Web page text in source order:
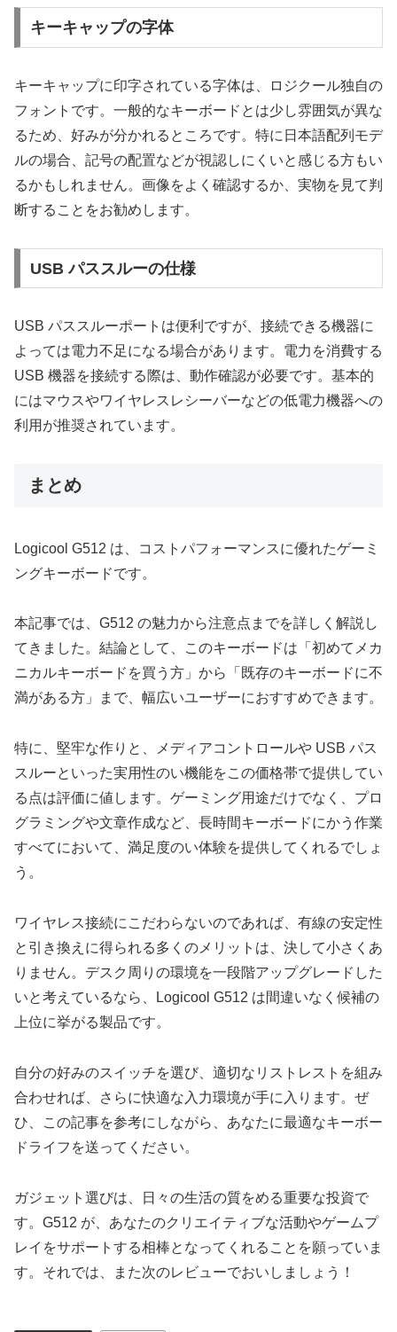
キーキャップの字体
キーキャップに印字されている字体は、ロジクール独自の
フォントです。一般的なキーボードとは少し雰囲気が異な
るため、好みが分かれるところです。特に日本語配列モデ
ルの場合、記号の配置などが視認しにくいと感じる方もい
るかもしれません。画像をよく確認するか、実物を見て判
断することをお勧めします。
USB パススルーの仕様
USB パススルーポートは便利ですが、接続できる機器に
よっては電力不足になる場合があります。電力を消費する
USB 機器を接続する際は、動作確認が必要です。基本的
にはマウスやワイヤレスレシーバーなどの低電力機器への
利用が推奨されています。
まとめ
Logicool G512 は、コストパフォーマンスに優れたゲーミ
ングキーボードです。
本記事では、G512 の魅力から注意点までを詳しく解説し
てきました。結論として、このキーボードは「初めてメカ
ニカルキーボードを買う方」から「既存のキーボードに不
満がある方」まで、幅広いユーザーにおすすめできます。
特に、堅牢な作りと、メディアコントロールや USB パス
スルーといった実用性のい機能をこの価格帯で提供してい
る点は評価に値します。ゲーミング用途だけでなく、プロ
グラミングや文章作成など、長時間キーボードにかう作業
すべてにおいて、満足度のい体験を提供してくれるでしょ
う。
ワイヤレス接続にこだわらないのであれば、有線の安定性
と引き換えに得られる多くのメリットは、決して小さくあ
りません。デスク周りの環境を一段階アップグレードした
いと考えているなら、Logicool G512 は間違いなく候補の
上位に挙がる製品です。
自分の好みのスイッチを選び、適切なリストレストを組み
合わせれば、さらに快適な入力環境が手に入ります。ぜ
ひ、この記事を参考にしながら、あなたに最適なキーボー
ドライフを送ってください。
ガジェット選びは、日々の生活の質をめる重要な投資で
す。G512 が、あなたのクリエイティブな活動やゲームプ
レイをサポートする相棒となってくれることを願っていま
す。それでは、また次のレビューでおいしましょう！